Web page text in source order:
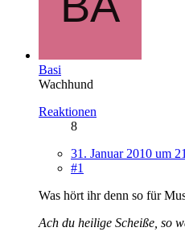
Basi
Wachhund
Reaktionen
8
31. Januar 2010 um
#1
Was hört ihr denn so für
Ach du heilige Scheiße, so